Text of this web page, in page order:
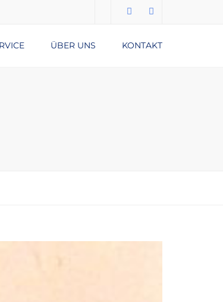
Submit
ÜBER UNS KONTAKT